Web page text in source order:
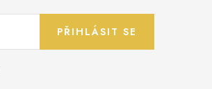
PŘIHLÁSIT SE